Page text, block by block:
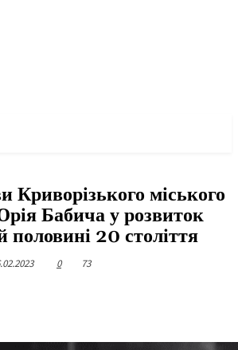
Криворізького міського
Бабича у розвиток
половині 20 століття
0 73